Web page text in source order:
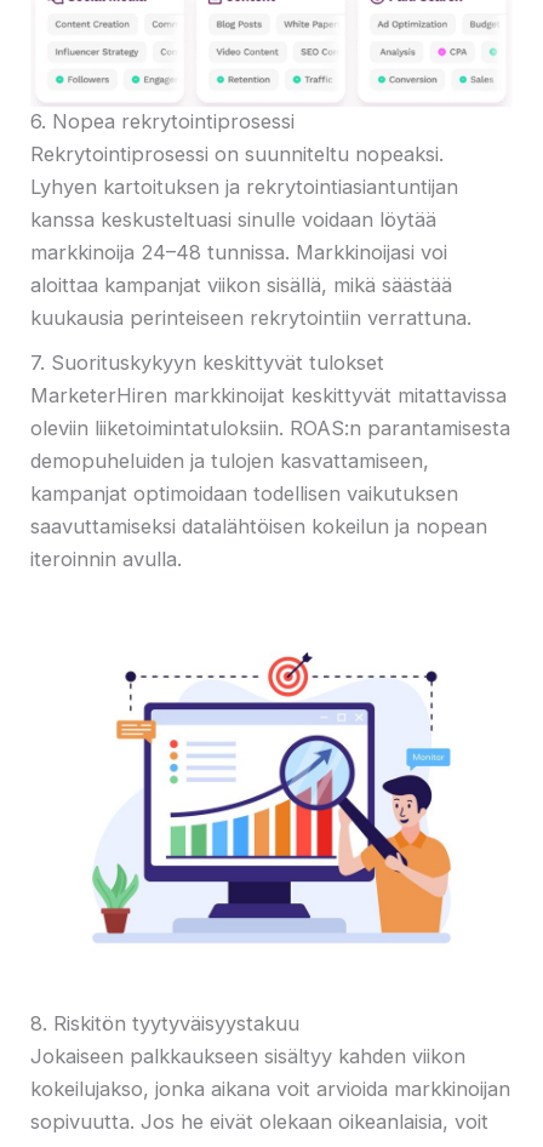
6. Nopea rekrytointiprosessi
Rekrytointiprosessi on suunniteltu nopeaksi.
Lyhyen kartoituksen ja rekrytointiasiantuntijan
kanssa keskusteltuasi sinulle voidaan löytää
markkinoija 24–48 tunnissa. Markkinoijasi voi
aloittaa kampanjat viikon sisällä, mikä säästää
kuukausia perinteiseen rekrytointiin verrattuna.
7. Suorituskykyyn keskittyvät tulokset
MarketerHiren markkinoijat keskittyvät mitattavissa
oleviin liiketoimintatuloksiin. ROAS:n parantamisesta
demopuheluiden ja tulojen kasvattamiseen,
kampanjat optimoidaan todellisen vaikutuksen
saavuttamiseksi datalähtöisen kokeilun ja nopean
iteroinnin avulla.
8. Riskitön tyytyväisyystakuu
Jokaiseen palkkaukseen sisältyy kahden viikon
kokeilujakso, jonka aikana voit arvioida markkinoijan
sopivuutta. Jos he eivät olekaan oikeanlaisia, voit